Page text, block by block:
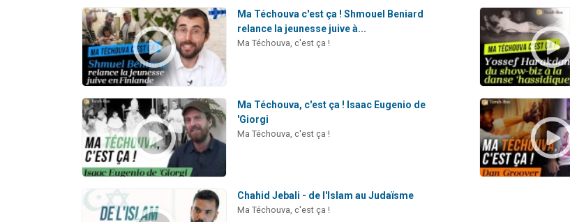
Ma Téchouva c'est ça ! Shmouel Beniard
relance la jeunesse juive à...
Ma Téchouva, c'est ça !
Ma Téchouva, c'est ça ! Isaac Eugenio de
'Giorgi
Ma Téchouva, c'est ça !
Chahid Jebali - de l'Islam au Judaïsme
Ma Téchouva, c'est ça !